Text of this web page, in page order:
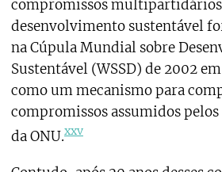
compromissos multipartidários
desenvolvimento sustentável
na Cúpula Mundial sobre
Sustentável (WSSD) de 2002
como um mecanismo para
compromissos assumidos
da ONU.xxv